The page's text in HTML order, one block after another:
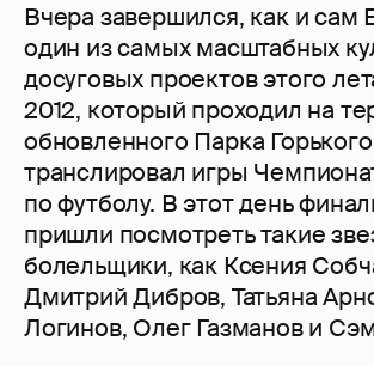
Вчера завершился, как и сам
один из самых масштабных
досуговых проектов этого
2012, который проходил на
обновленного Парка
транслировал игры
по футболу. В этот день
пришли посмотреть такие
болельщики, как Ксения
Дмитрий Дибров, Татьяна
Логинов, Олег Газманов и